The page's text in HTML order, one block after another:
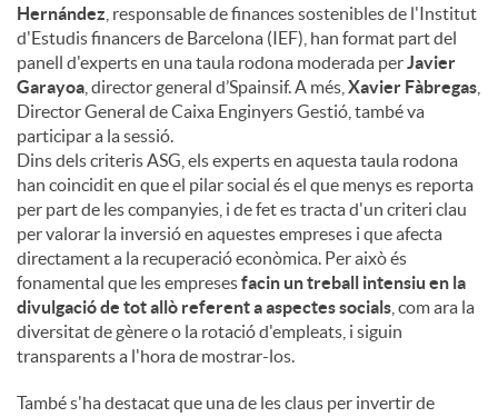
Hernández , responsable de finances sostenibles de l'Institut
d'Estudis financers de Barcelona (IEF), han format part del
panell d'experts en una taula rodona moderada perJavier
Garayoa , director general d’Spainsif. A més, Xavier Fàbregas
Director General de Caixa Enginyers Gestió, també va
participar a la sessió.
Dins dels criteris ASG, els experts en aquesta taula rodona
han coincidit en que el pilar social és el que menys es reporta
per part de les companyies, i de fet es tracta d'un criteri clau
per valorar la inversió en aquestes empreses i que afecta
directament a la recuperació econòmica. Per això és
fonamental que les empresesfacin un treball intensiu en la
divulgació de tot allò referent a aspectes socials , com ara la
diversitat de gènere o la rotació d'empleats, i siguin
transparents a l'hora de mostrar-los.
També s'ha destacat que una de les claus per invertir de